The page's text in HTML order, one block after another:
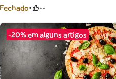
Fechado --
-20% em alguns artigos